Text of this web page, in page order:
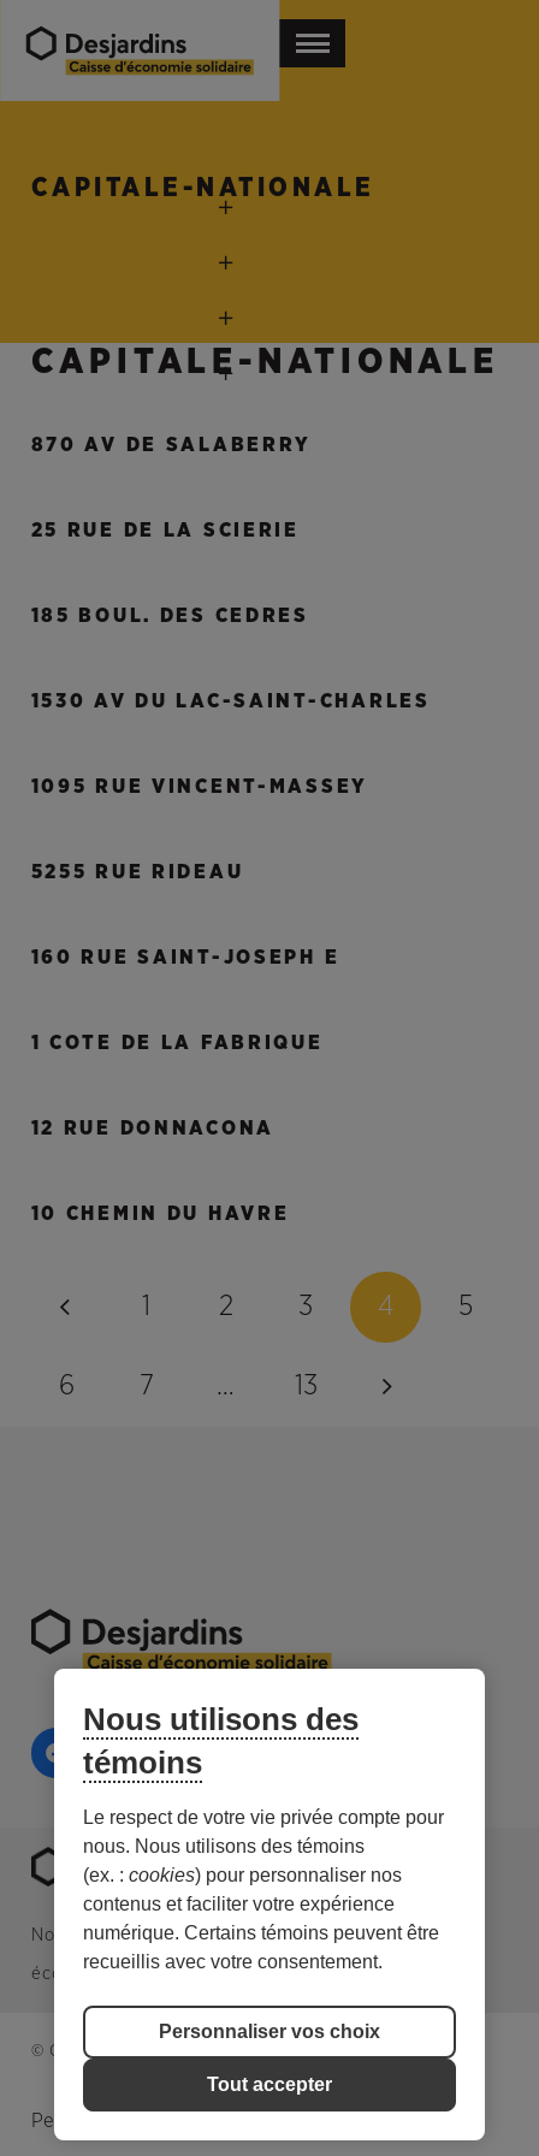
CAPITALE-NATIONALE
CAPITALE-NATIONALE
870 AV DE SALABERRY
25 RUE DE LA SCIERIE
185 BOUL. DES CEDRES
1530 AV DU LAC-SAINT-CHARLES
1095 RUE VINCENT-MASSEY
5255 RUE RIDEAU
160 RUE SAINT-JOSEPH E
1 COTE DE LA FABRIQUE
12 RUE DONNACONA
10 CHEMIN DU HAVRE
1 2 3 4 5
6 7 … 13
Nous sommes une caisse Desjardins spécialisée en
économie sociale et en investissement responsable.
© Caisse d’économie solidaire. Tous droits réservés.
Personnaliser les témoins
Nous utilisons des
témoins
Le respect de votre vie privée compte pour
nous. Nous utilisons des témoins
(ex. : cookies) pour personnaliser nos
contenus et faciliter votre expérience
numérique. Certains témoins peuvent être
recueillis avec votre consentement.
Personnaliser vos choix
Tout accepter